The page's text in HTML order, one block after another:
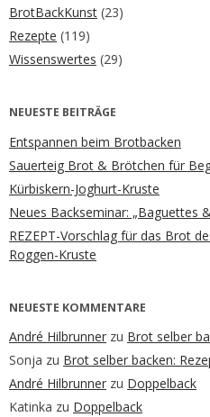
BrotBackKunst (23)
Rezepte (119)
Wissenswertes (29)
NEUESTE BEITRÄGE
Entspannen beim Brotbacken
Sauerteig Brot & Brötchen für
Kürbiskern-Joghurt-Kruste
Neues Backseminar: „Baguettes
REZEPT-Vorschlag für das Brot
Roggen-Kruste
NEUESTE KOMMENTARE
André Hilbrunner zu Brot selber
Sonja zu Brot selber backen:
André Hilbrunner zu Doppelback
Katinka zu Doppelback